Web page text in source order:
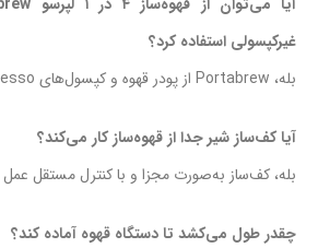
غیرکپسولی استفاده کرد؟
بله، Portabrew از پودر قهوه و کپسول‌های Nespresso پشتیبانی می‌کند.
آیا کف‌ساز شیر جدا از قهوه‌ساز کار می‌کند؟
بله، کف‌ساز به‌صورت مجزا و با کنترل مستقل
چقدر طول می‌کشد تا دستگاه قهوه آماده کند؟